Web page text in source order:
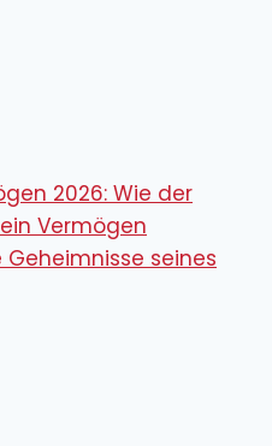
2026: Wie der
Vermögen
seines